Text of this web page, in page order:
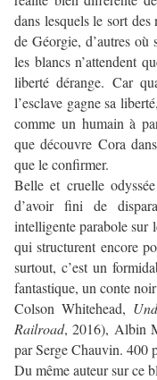
dans lesquels le sort
de Géorgie, d’autres où
les blancs n’attendent
liberté dérange. Car
l’esclave gagne sa
comme un humain à
que découvre Cora
que le confirmer.
Belle et cruelle
d’avoir fini de
intelligente parabole sur
qui structurent encore
surtout, c’est un
fantastique, un conte
Colson Whitehead,
Railroad, 2016), Albin
par Serge Chauvin. 400
Du même auteur sur ce